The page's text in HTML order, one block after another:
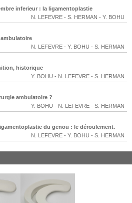
inferieur : la ligamentoplastie
N. LEFEVRE - S. HERMAN - Y. BOHU
N. LEFEVRE - Y. BOHU - S. HERMAN
historique
Y. BOHU - N. LEFEVRE - S. HERMAN
ambulatoire ?
Y. BOHU - N. LEFEVRE - S. HERMAN
du genou : le déroulement.
N. LEFEVRE - Y. BOHU - S. HERMAN